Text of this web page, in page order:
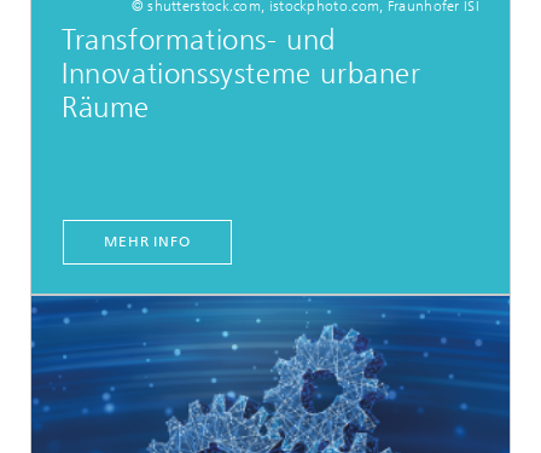
© shutterstock.com, istockphoto.com, Fraunhofer ISI
Transformations- und
Innovationssysteme urbaner
Räume
MEHR INFO